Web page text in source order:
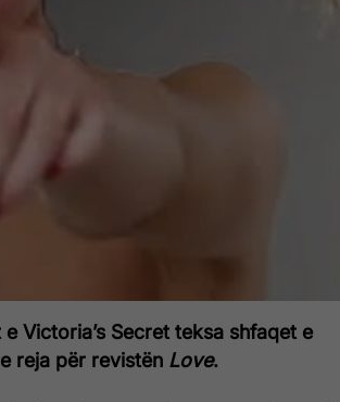
Victoria’s Secret teksa shfaqet e
reja për revistën Love.